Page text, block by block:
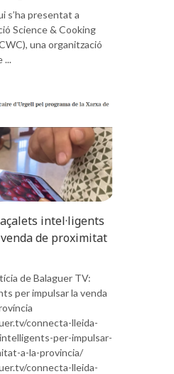
s’ha presentat a
Science & Cooking
una organització
...
intel·ligents
de proximitat
de Balaguer TV:
per impulsar la venda
connecta-lleida-
per-impulsar-
a-la-provincia/
connecta-lleida-